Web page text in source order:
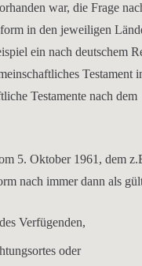
war, die Frage
in den jeweiligen
ein nach deutschem
Testament
Testamente nach dem
5. Oktober 1961, dem
nach immer dann als
Verfügenden,
oder